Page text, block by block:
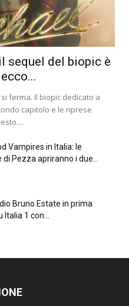
sequel del biopic è
ferma. Il biopic dedicato a
capitolo e le riprese
Vampires in Italia: le
di Pezza apriranno i due...
Bruno Estate in prima
Italia 1 con...